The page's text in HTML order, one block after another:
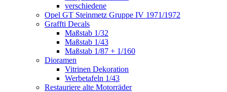
verschiedene
Opel GT Steinmetz Gruppe IV 1971/1972
Graffti Decals
Maßstab 1/32
Maßstab 1/43
Maßstab 1/87 + 1/160
Dioramen
Vitrinen Dekoration
Werbetafeln 1/43
Restauriere alte Motorräder